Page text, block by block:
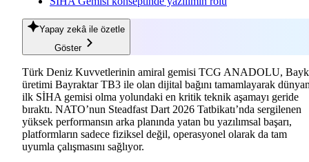
Yapay zekâ ile özetle
Göster
Türk Deniz Kuvvetlerinin amiral gemisi TCG ANADOLU,
üretimi Bayraktar TB3 ile olan dijital bağını tamamlayarak
ilk SİHA gemisi olma yolundaki en kritik teknik aşamayı geride
bıraktı. NATO’nun Steadfast Dart 2026 Tatbikatı’nda sergilenen
yüksek performansın arka planında yatan bu yazılımsal başarı,
platformların sadece fiziksel değil, operasyonel olarak da tam
uyumla çalışmasını sağlıyor.